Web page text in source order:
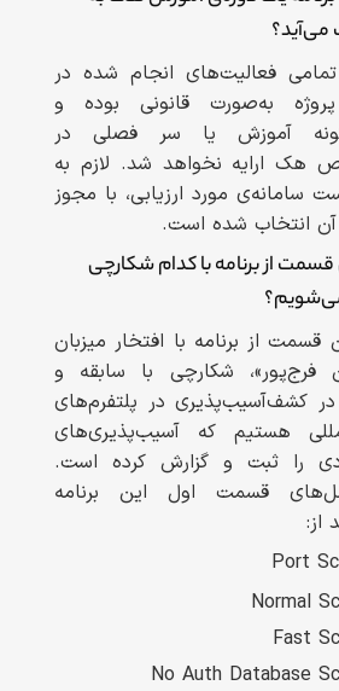
فعالیت‌های انجام شده در
به‌صورت قانونی بوده و
آموزش یا سر فصلی در
هک ارایه نخواهد شد. لازم به
سامانه‌ی مورد ارزیابی، با مجوز
انتخاب شده است.
قسمت از برنامه با کدام شکارچی
قسمت از برنامه با افتخار میزبان
فرج‌پور»، شکارچی با سابقه و
کشف‌آسیب‌پذیری‌ در پلتفرم‌های
هستیم که آسیب‌پذیری‌های
را ثبت و گزارش کرده است.
قسمت اول این برنامه
از:
Normal
Fast
No Auth Database